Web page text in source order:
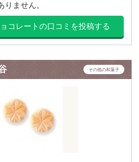
りません。
コレートの口コミを投稿する
その他の和菓子